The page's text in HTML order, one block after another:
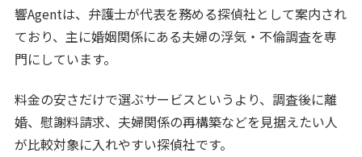
響Agentは、弁護士が代表を務める探偵社として案内され
ており、主に婚姻関係にある夫婦の浮気・不倫調査を専
門にしています。
料金の安さだけで選ぶサービスというより、調査後に離
婚、慰謝料請求、夫婦関係の再構築などを見据えたい人
が比較対象に入れやすい探偵社です。